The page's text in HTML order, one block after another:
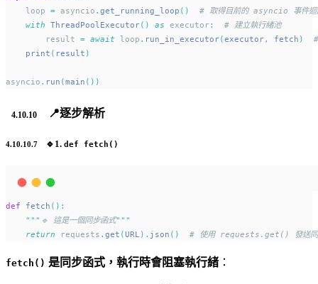
    loop
= asyncio . get_running_loop ()
# 取得目前的 asyncio 事件迴
with ThreadPoolExecutor() as executor :
# 建立執行緒池
        result
= await loop . run_in_executor(executor, fetch )
print ( result )
asyncio . run (main ())
📍逐步解析
🔹 1. def fetch()
def fetch ():
""" 🔹 這是一個同步函式"""
return requests . get (URL ). json () # 使用 requests.get() 發送同
fetch() 是同步函式，執行時會阻塞執行緒 ：